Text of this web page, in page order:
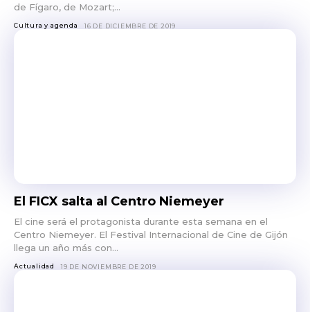
de Fígaro, de Mozart;...
Cultura y agenda 16 DE DICIEMBRE DE 2019
El FICX salta al Centro Niemeyer
El cine será el protagonista durante esta semana en el
Centro Niemeyer. El Festival Internacional de Cine de Gijón
llega un año más con...
Actualidad 19 DE NOVIEMBRE DE 2019